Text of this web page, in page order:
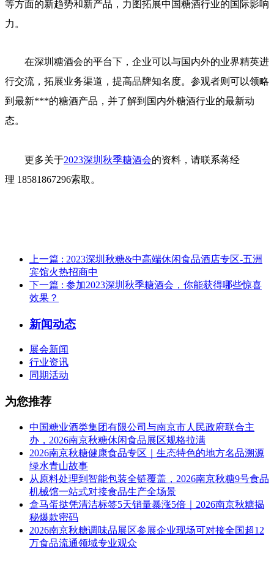
等方面的新趋势和新产品，力图拓展中国糖酒行业的国际影响
力。
在深圳糖酒会的平台下，企业可以与国内外的业界精英进
行交流，拓展业务渠道，提高品牌知名度。参观者则可以领略
到最新***的糖酒产品，并了解到国内外糖酒行业的最新动
态。
更多关于2023深圳秋季糖酒会的资料，请联系蒋经
理 18581867296索取。
上一篇 : 2023深圳秋糖&中高端休闲食品酒店专区-五洲
宾馆火热招商中
下一篇 : 参加2023深圳秋季糖酒会，你能获得哪些惊喜
效果？
新闻动态
展会新闻
行业资讯
同期活动
为您推荐
中国糖业酒类集团有限公司与南京市人民政府联合主
办，2026南京秋糖休闲食品展区规格拉满
2026南京秋糖健康食品专区｜生态特色的地方名品溯源
绿水青山故事
从原料处理到智能包装全链覆盖，2026南京秋糖9号食品
机械馆一站式对接食品生产全场景
盒马蛋挞凭清洁标签5天销量暴涨5倍｜2026南京秋糖揭
秘爆款密码
2026南京秋糖调味品展区参展企业现场可对接全国超12
万食品流通领域专业观众